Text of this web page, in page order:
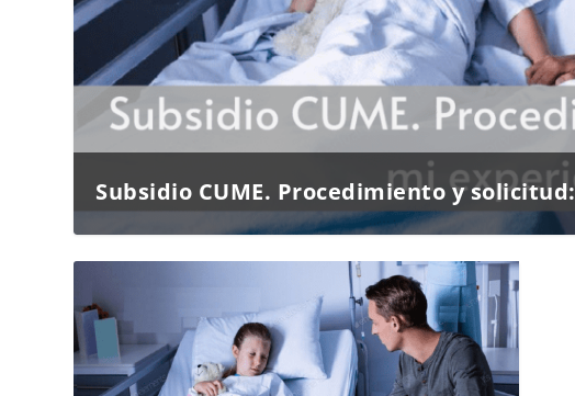
Subsidio CUME. Procedimiento y